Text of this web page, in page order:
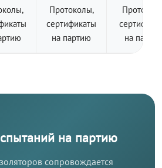
Протоколы,
сертификаты
на партию
на
на партию
сопровождается